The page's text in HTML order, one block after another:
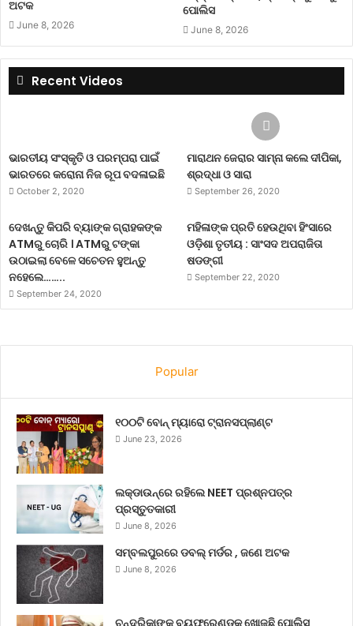
ଅଟକ
June 8, 2026
ପୋଲିସ
June 8, 2026
Recent Videos
ଭାରତୀୟ ସଂସ୍କୃତି ଓ ପରମ୍ପରା ପାଇଁ
ଭାରତରେ କରୋନା ନିଜ ରୂପ ବଦଳାଇଛି
October 2, 2020
ମାରାଥନ ଜେରାର ସାମ୍ନା କଲେ ଦୀପିକା,
ଶ୍ରଦ୍ଧା ଓ ସାରା
September 26, 2020
ଦେଖନ୍ତୁ କିପରି ବ୍ୟାଙ୍କ ଗ୍ରାହକଙ୍କ
ATMରୁ ଚୋରି । ATMରୁ ଟଙ୍କା
ଉଠାଇଲା ବେଳେ ସଚେତନ ହୁଅନ୍ତୁ
ନହେଲେ……..
September 24, 2020
ମହିଳାଙ୍କ ପ୍ରତି ହେଉଥିବା ହିଂସାରେ
ଓଡ଼ିଶା ତୃତୀୟ : ସାଂସଦ ଅପରାଜିତା
ଷଡଙ୍ଗୀ
September 22, 2020
Popular
୧୦୦ଟି ବୋନ୍ ମ୍ୟାରୋ ଟ୍ରାନସପ୍ଲାଣ୍ଟ
June 23, 2026
ଲକ୍‌ଡାଉନ୍‌ରେ ରହିଲେ NEET ପ୍ରଶ୍ନପତ୍ର
ପ୍ରସ୍ତୁତକାରୀ
June 8, 2026
ସମ୍ବଲପୁରରେ ଡବଲ୍ ମର୍ଡର , ଜଣେ ଅଟକ
June 8, 2026
ଚନ୍ଦ୍ରିକାଙ୍କ ବୟଫ୍ରେଣ୍ଡକୁ ଖୋଜୁଛି ପୋଲିସ